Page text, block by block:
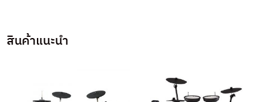
สินค้าแนะนำ